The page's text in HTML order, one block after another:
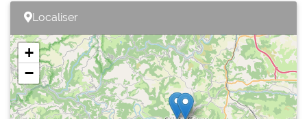
Localiser
+
−